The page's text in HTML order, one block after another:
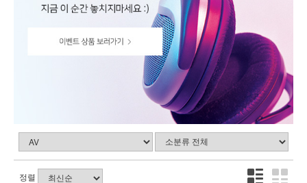
정렬